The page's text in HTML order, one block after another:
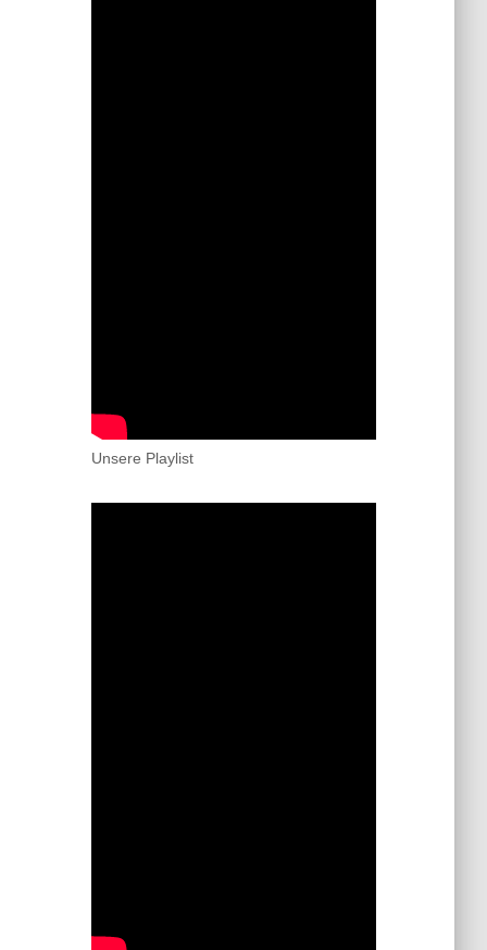
Unsere Playlist